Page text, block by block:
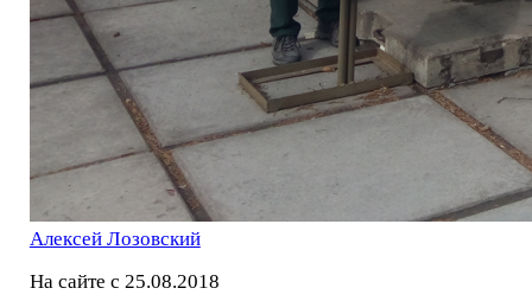
Алексей Лозовский
На сайте с 25.08.2018